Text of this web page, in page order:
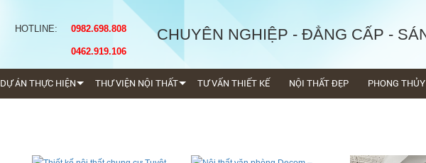
HOTLINE: 0982.698.808
0462.919.106
CHUYÊN NGHIỆP - ĐẲNG CẤP -
DỰ ÁN THỰC HIỆN THƯ VIỆN NỘI THẤT TƯ VẤN THIẾT KẾ NỘI THẤT ĐẸP PHONG THỦY